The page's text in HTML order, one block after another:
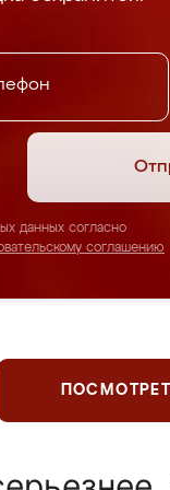
данных согласно
соглашению